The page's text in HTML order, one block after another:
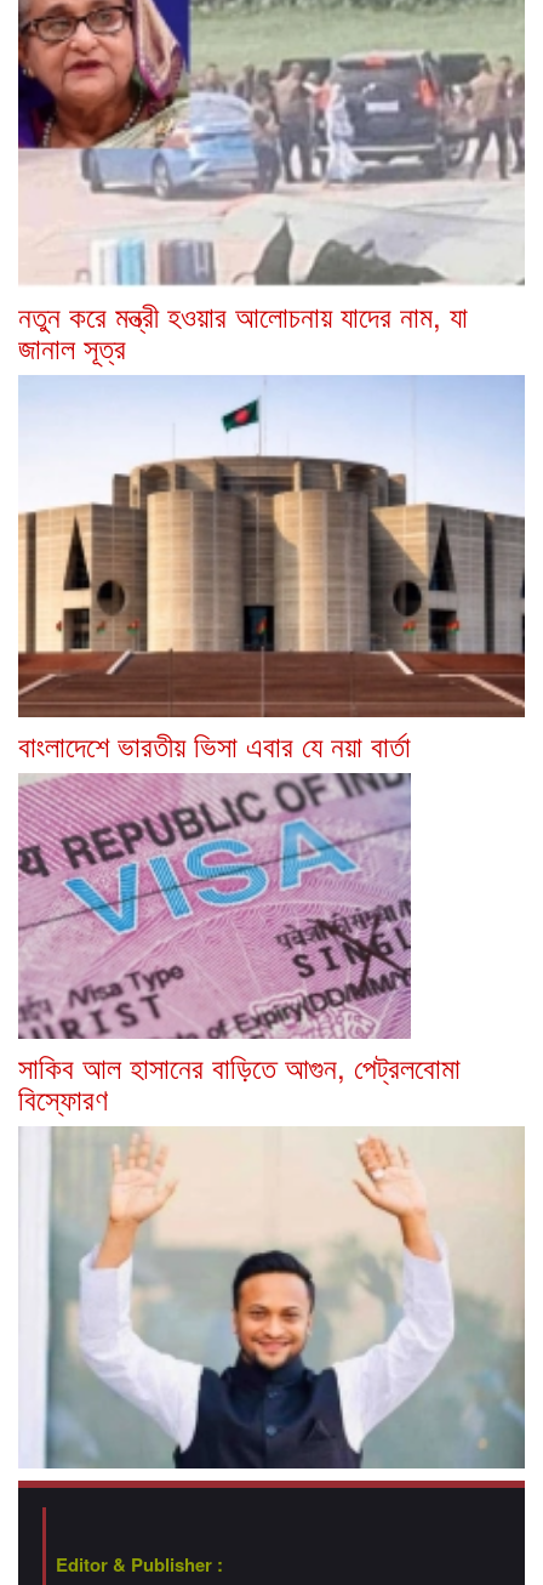
নতুন করে মন্ত্রী হওয়ার আলোচনায় যাদের নাম, যা
জানাল সূত্র
বাংলাদেশে ভারতীয় ভিসা এবার যে নয়া বার্তা
সাকিব আল হাসানের বাড়িতে আগুন, পেট্রলবোমা
বিস্ফোরণ
Editor & Publisher :